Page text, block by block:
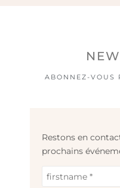
ABONNEZ-VOUS
Restons en
prochains